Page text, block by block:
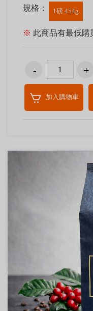
規格：
1磅 454g
※ 此商品有最低購
加入購物車